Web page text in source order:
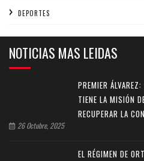
DEPORTES
NOTICIAS MAS LEIDAS
PREMIER
TIENE LA MISIÓN
RECUPERAR LA
26 Octubre, 2025
EL RÉGIMEN DE